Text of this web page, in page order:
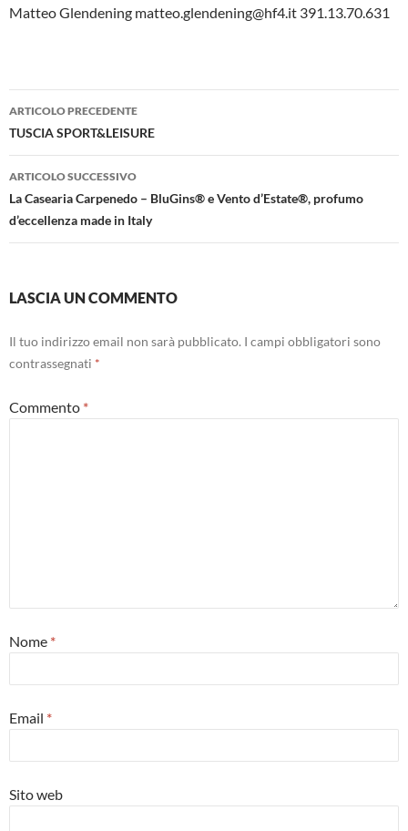
Matteo Glendening matteo.glendening@hf4.it 391.13.70.631
Navigazione
articolo
ARTICOLO PRECEDENTE
TUSCIA SPORT&LEISURE
ARTICOLO SUCCESSIVO
La Casearia Carpenedo – BluGins® e Vento d’Estate®, profumo
d’eccellenza made in Italy
LASCIA UN COMMENTO
Il tuo indirizzo email non sarà pubblicato. I campi obbligatori sono
contrassegnati *
Commento *
Nome *
Email *
Sito web